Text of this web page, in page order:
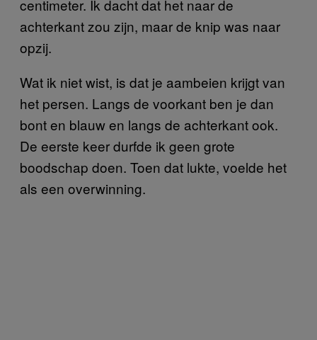
centimeter. Ik dacht dat het naar de
achterkant zou zijn, maar de knip was naar
opzij.
Wat ik niet wist, is dat je aambeien krijgt van
het persen. Langs de voorkant ben je dan
bont en blauw en langs de achterkant ook.
De eerste keer durfde ik geen grote
boodschap doen. Toen dat lukte, voelde het
als een overwinning.